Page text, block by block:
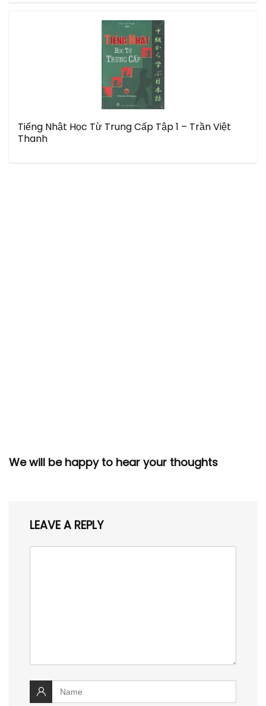
Tiếng Nhật Học Từ Trung Cấp Tập 1 – Trần Việt
Thanh
We will be happy to hear your thoughts
LEAVE A REPLY